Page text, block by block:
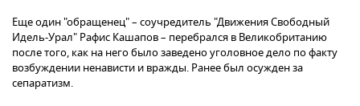
Еще один "обращенец" – соучредитель "Движения Свободный
Идель-Урал" Рафис Кашапов – перебрался в Великобританию
после того, как на него было заведено уголовное дело по факту
возбуждении ненависти и вражды. Ранее был осужден за
сепаратизм.